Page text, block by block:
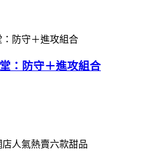
：防守＋進攻組合